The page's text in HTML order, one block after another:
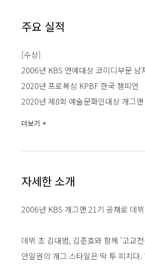
주요 실적
[수상]
2006년 KBS 연예대상 코미디부문 남
2020년 프로복싱 KPBF 한국 챔피언
2020년 제8회 예술문화인대상 개그
2022 좀비트립2파이터를찾아서
2008 내 생애 마지막 스캔들
2006 소문난 칠공주
[영화]
더보기 +
자세한 소개
2006년 KBS 개그맨 21기 공채로 데
데뷔 초 김대범, 김준호와 함께 '고교
안일권의 개그 스타일은 딱 투 피치